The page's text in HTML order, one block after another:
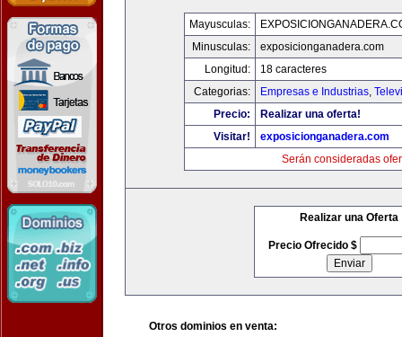
Mayusculas:
Minusculas:
exposicionganadera.com
Longitud:
18 caracteres
Categorias:
Empresas e Industrias,
Precio:
Realizar una oferta!
Visitar!
exposicionganadera.com
Serán consideradas
Realizar una Oferta
Precio Ofrecido $
Otros dominios en venta: